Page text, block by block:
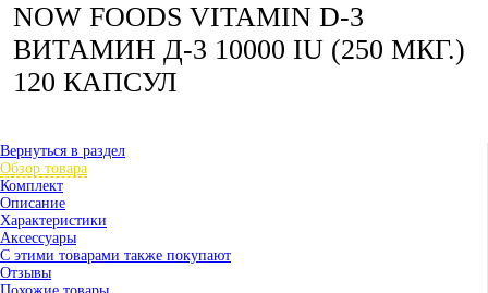
NOW FOODS VITAMIN D-3
ВИТАМИН Д-3 10000 IU (250 МКГ.)
120 КАПСУЛ
Вернуться в раздел
Обзор товара
Комплект
Описание
Характеристики
Аксессуары
С этими товарами также покупают
Отзывы